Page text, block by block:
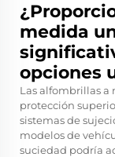
medida
opciones
Las alfombrillas
protección
sistemas de
modelos de
suciedad podría